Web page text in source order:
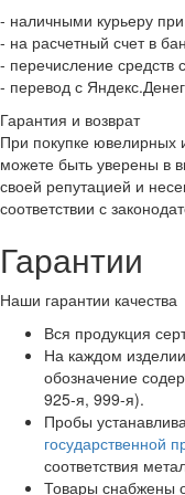
- наличными курьеру
- на расчетный счет в
- перечисление средств
- перевод с
Гарантия и возврат
При покупке ювелирных
можете быть уверены в
своей репутацией и
соответствии с
Гарантии
Наши гарантии качества
Вся продукция
На каждом
обозначение
925-я, 999-я).
Пробы
государственной
соответствия
Товары снабжены